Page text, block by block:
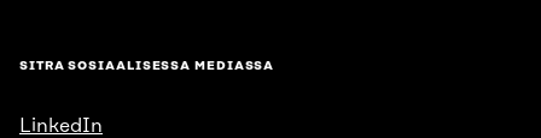
SITRA SOSIAALISESSA MEDIASSA
LinkedIn